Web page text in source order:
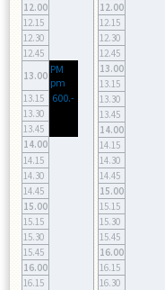
12.00
12.15
12.30
12.45
13.00 PM
pm
13.15 600.-
13.30
13.45
14.00
14.15
14.30
14.45
15.00
15.15
15.30
15.45
16.00
16.15
12.00
12.15
12.30
12.45
13.00
13.15
13.30
13.45
14.00
14.15
14.30
14.45
15.00
15.15
15.30
15.45
16.00
16.15
16.30